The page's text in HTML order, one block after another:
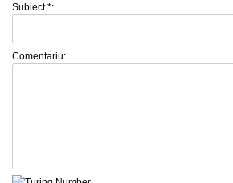
Subiect *:
Comentariu: